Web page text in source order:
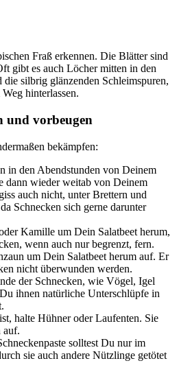
Fraß erkennen. Die Blätter sind
gibt es auch Löcher mitten in den
die silbrig glänzenden Schleimspuren,
hinterlassen.
und vorbeugen
bekämpfen:
in den Abendstunden von Deinem
dann wieder weitab von Deinem
auch nicht, unter Brettern und
Schnecken sich gerne darunter
Kamille um Dein Salatbeet herum,
wenn auch nur begrenzt, fern.
um Dein Salatbeet herum auf. Er
nicht überwunden werden.
der Schnecken, wie Vögel, Igel
ihnen natürliche Unterschlüpfe in
halte Hühner oder Laufenten. Sie
auf.
solltest Du nur im
sie auch andere Nützlinge getötet